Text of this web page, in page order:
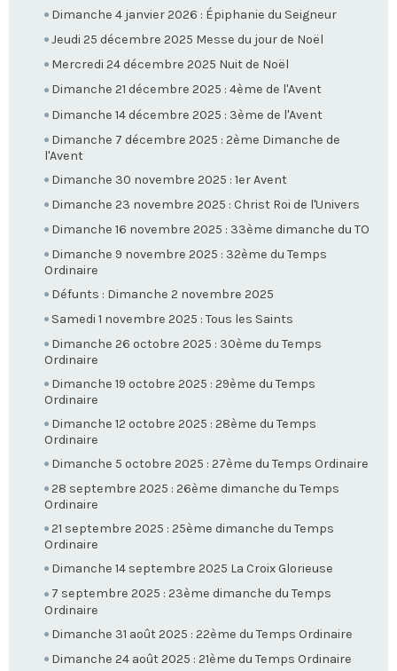
Dimanche 4 janvier 2026 : Épiphanie du Seigneur
Jeudi 25 décembre 2025 Messe du jour de Noël
Mercredi 24 décembre 2025 Nuit de Noël
Dimanche 21 décembre 2025 : 4ème de l'Avent
Dimanche 14 décembre 2025 : 3ème de l'Avent
Dimanche 7 décembre 2025 : 2ème Dimanche de
l'Avent
Dimanche 30 novembre 2025 : 1er Avent
Dimanche 23 novembre 2025 : Christ Roi de l'Univers
Dimanche 16 novembre 2025 : 33ème dimanche du TO
Dimanche 9 novembre 2025 : 32ème du Temps
Ordinaire
Défunts : Dimanche 2 novembre 2025
Samedi 1 novembre 2025 : Tous les Saints
Dimanche 26 octobre 2025 : 30ème du Temps
Ordinaire
Dimanche 19 octobre 2025 : 29ème du Temps
Ordinaire
Dimanche 12 octobre 2025 : 28ème du Temps
Ordinaire
Dimanche 5 octobre 2025 : 27ème du Temps Ordinaire
28 septembre 2025 : 26ème dimanche du Temps
Ordinaire
21 septembre 2025 : 25ème dimanche du Temps
Ordinaire
Dimanche 14 septembre 2025 La Croix Glorieuse
7 septembre 2025 : 23ème dimanche du Temps
Ordinaire
Dimanche 31 août 2025 : 22ème du Temps Ordinaire
Dimanche 24 août 2025 : 21ème du Temps Ordinaire